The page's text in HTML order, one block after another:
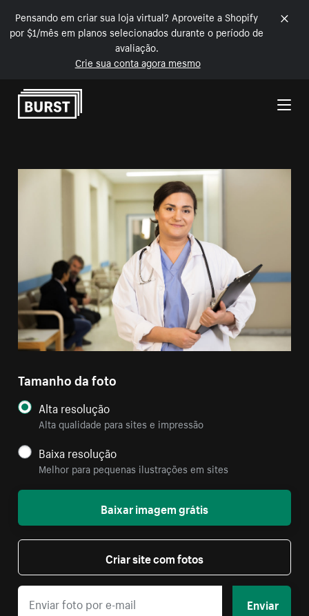
Pensando em criar sua loja virtual? Aproveite a Shopify
por $1/mês em planos selecionados durante o período de
avaliação.
Crie sua conta agora mesmo
Pular para o conteúdo
Tamanho da foto
Alta resolução
Alta qualidade para sites e impressão
Baixa resolução
Melhor para pequenas ilustrações em sites
Baixar imagem grátis
Criar site com fotos
Enviar